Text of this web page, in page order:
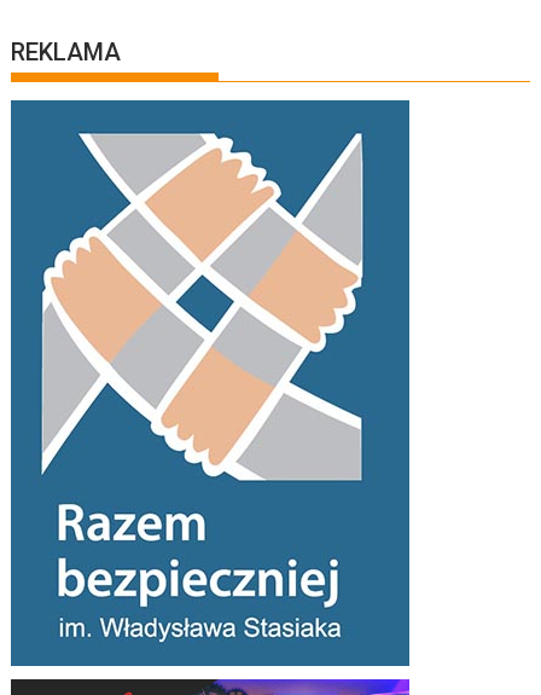
REKLAMA